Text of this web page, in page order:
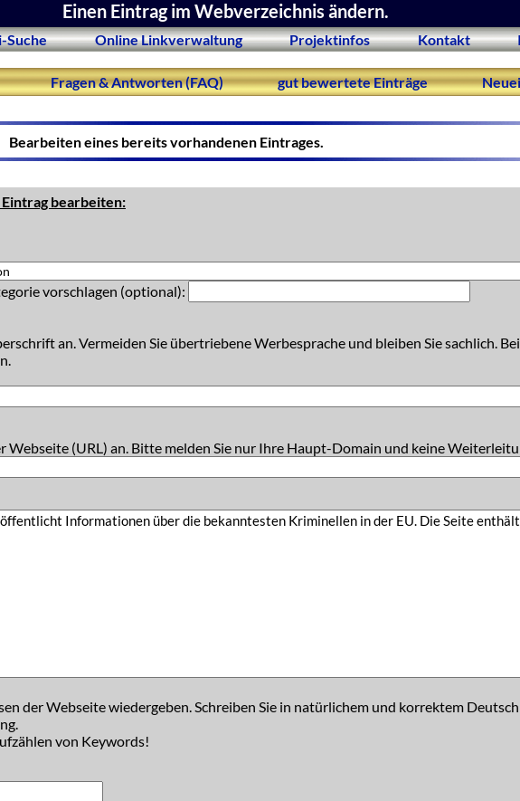
Einen Eintrag im Webverzeichnis ändern.
Suche Online Linkverwaltung Projektinfos Kontakt
Fragen & Antworten (FAQ) gut bewertete Einträge
Bearbeiten eines bereits vorhandenen Eintrages.
bearbeiten:
vorschlagen (optional):
an. Vermeiden Sie übertriebene Werbesprache und bleiben Sie sachlich.
Webseite (URL) an. Bitte melden Sie nur Ihre Haupt-Domain und keine
der Webseite wiedergeben. Schreiben Sie in natürlichem und korrektem
von Keywords!